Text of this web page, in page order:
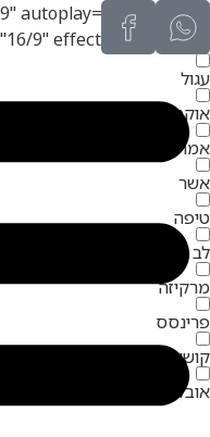
autoplay="0" texts="0"
9" effect="scale-down"]
עגול
אוקטגון
אמרלד
אשר
טיפה
לב
מרקיזה
פרינסס
קושאן
אובל